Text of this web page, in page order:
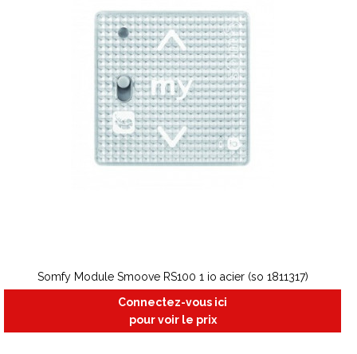
Somfy Module Smoove RS100 1 io acier (so 1811317)
Connectez-vous ici
pour voir le prix